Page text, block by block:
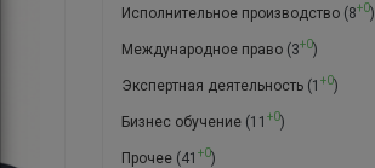
Исполнительное производство(8+0)
Международное право(3+0)
Экспертная деятельность(1 +0)
Бизнес обучение(11 +0)
Прочее(41 +0)